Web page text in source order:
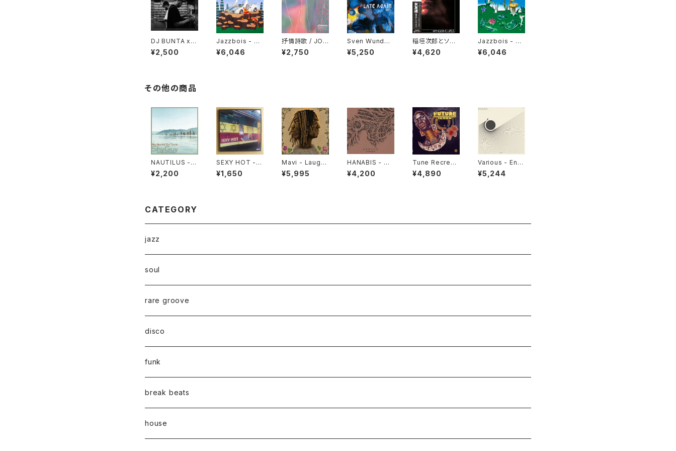
DJ BUNTA x D
USTY HUSKY
- 47 CAMPiN
¥2,500
Jazzbois - Sti
ll Blunted "LP"
¥6,046
抒情詩歌 / JOJ
ŌSHĪKA "CD"
¥2,750
Sven Wunder
- Late Again
"LP"
¥5,250
稲垣次郎とソウ
ル・メディア - W
andering Bird
¥4,620
Jazzbois - Ja
zzbois Goes
Blunt II "LP"
¥6,046
その他の商品
NAUTILUS - S
hy Guy feat. E
mi Tawata / M
¥2,200
SEXY HOT -
S.T "MIXCD"
¥1,650
Mavi - Laughi
ng So Hard, It
Hurts "LP"
¥5,995
HANABIS - あ
さがくれば LP v
ersion "2LP"
¥4,200
Tune Recreati
on Committee
- The Future I
¥4,890
Various - Endl
ess (Universa
l Cosmic Sou
¥5,244
CATEGORY
jazz
soul
rare groove
disco
funk
break beats
house